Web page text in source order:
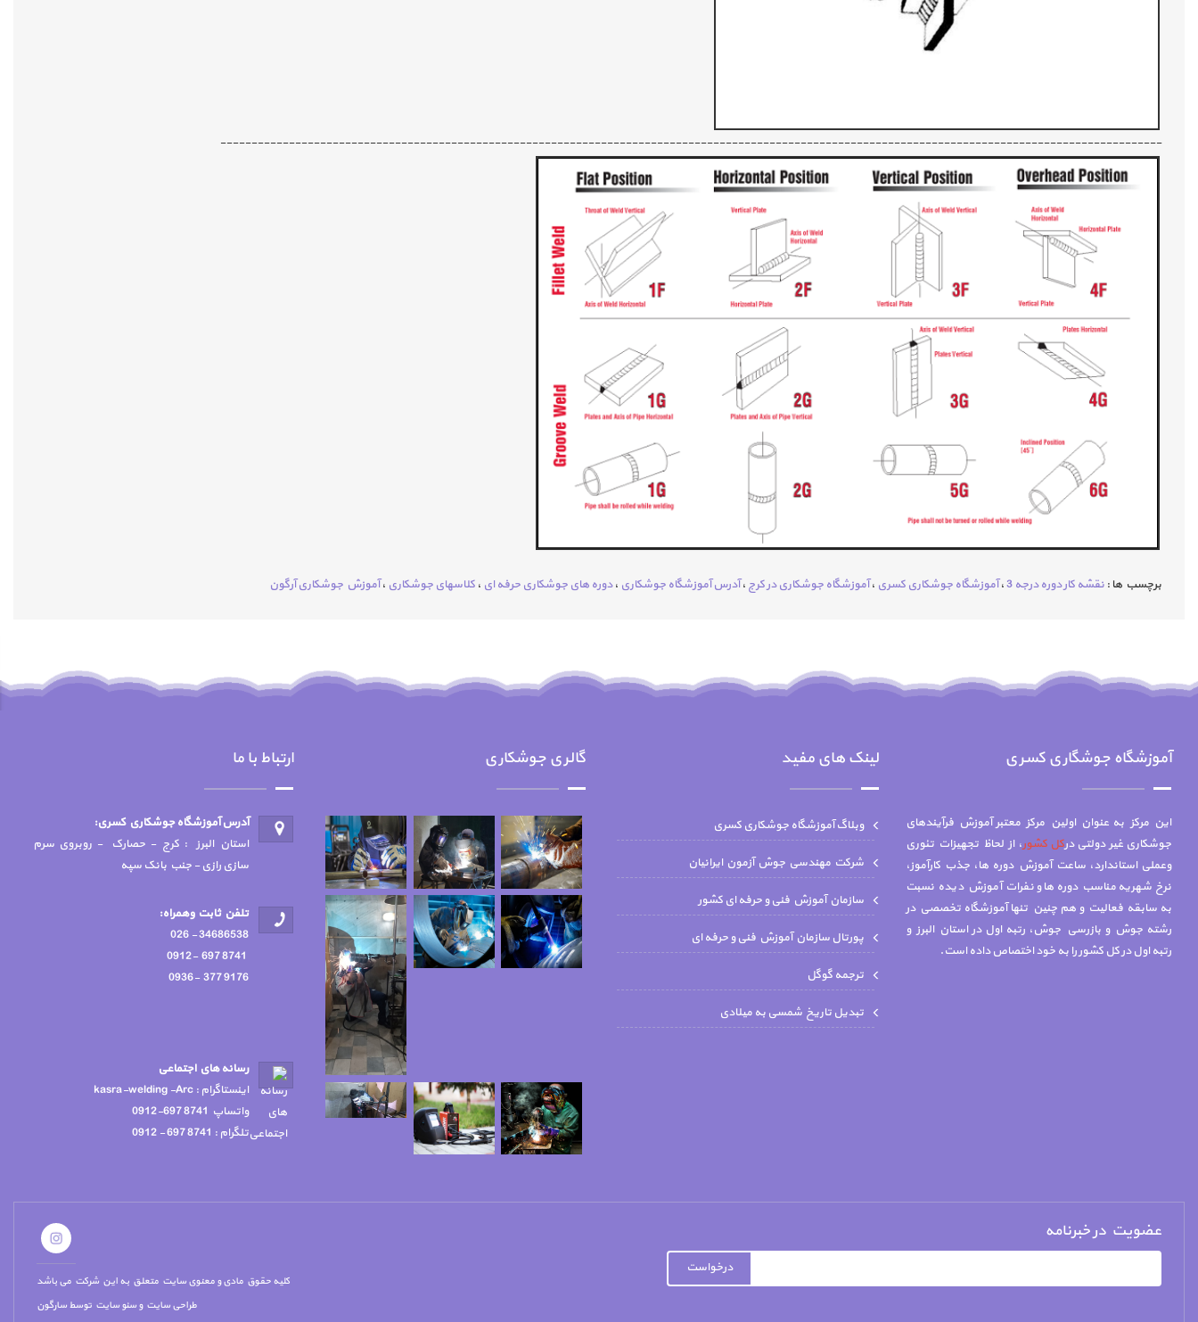
-------------------------------------------------------------------------------------------------------------------------------------------------------
برچسب ها :نقشه کار دوره درجه 3 ،آموزشگاه جوشکاری کسری ،آموزشگاه جوشکاری در کرج ،آدرس آموزشگاه جوشکاری ،دوره های جوشکاری حرفه ای ،کلاسهای جوشکاری ،آموزش جوشکاری آرگون
آموزشگاه جوشگاری کسری
این مرکز به عنوان اولین مرکز معتبر آموزش فرآیندهای
جوشکاری غیر دولتی درکل کشور، از لحاظ تجهیزات تئوری
وعملی استاندارد، ساعت آموزش دوره ها، جذب کارآموز،
نرخ شهریه مناسب دوره ها و نفرات آموزش دیده نسبت
به سابقه فعالیت و هم چنين تنها آموزشگاه تخصصي در
رشته جوش و بازرسي جوش، رتبه اول در استان البرز و
رتبه اول در کل کشور را به خود اختصاص داده است.
لینک های مفید
وبلاگ آموزشگاه جوشکاری کسری
شركت مهندسي جوش آزمون ايرانيان
سازمان آموزش فنی و حرفه ای کشور
پورتال سازمان آموزش فنی و حرفه ای
ترجمه گوگل
تبدیل تاریخ شمسی به میلادی
گالری جوشکاری ارتباط با ما
آدرس آموزشگاه جوشكاري كسري:
استان البرز : کرج - حصارک - روبروی سرم
سازی رازی - جنب بانک سپه
تلفن ثابت وهمراه:
34686538 - 026
9176 377 -0936
رسانه هاي اجتماعي
اينستاگرام : kasra-welding -Arc
واتساپ 8741 697-0912
تلگرام : 8741 697 - 0912
عضویت در خبرنامه
درخواست
کلیه حقوق مادی و معنوی سایت متعلق به این شرکت می باشد
طراحی سایتوسئو سایت توسطسارگون